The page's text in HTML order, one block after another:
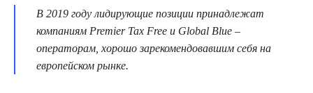
В 2019 году лидирующие позиции принадлежат
компаниям Premier Tax Free и Global Blue –
операторам, хорошо зарекомендовавшим себя на
европейском рынке.